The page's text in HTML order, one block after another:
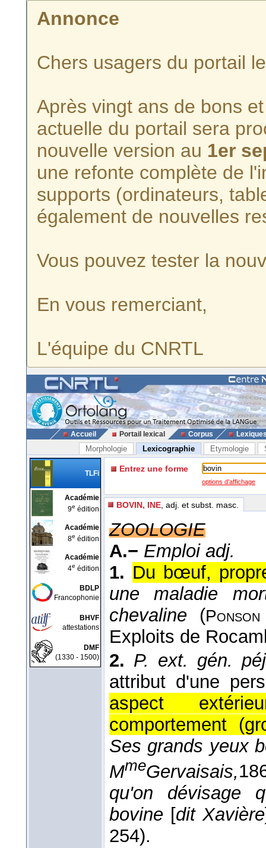
Annonce
Chers usagers du portail
Après vingt ans de bons
actuelle du portail sera
nouvelle version au 1er
une refonte complète de
supports (ordinateurs,
également de nouvelles
Vous pouvez tester la
En vous remerciant,
L'équipe du CNRTL
Accueil Portail lexical Corpus
Morphologie Lexicographie Etymologie
TLFi
Académie
9e édition
Académie
8e édition
Académie
4e édition
BDLP
Francophonie
BHVF
attestations
DMF
(1330 - 1500)
Entrez une forme
options d'affichage
BOVIN, INE , adj. et subst. masc.
ZOOLOGIE
A.− Emploi adj.
1. Du bœuf,
une maladie
chevaline (
Exploits de
2. P. ext. gén.
attribut d'une
aspect
comportement
Ses grands yeux
MmeGervaisais,
qu'on dévisage
bovine [dit Xavière
254).